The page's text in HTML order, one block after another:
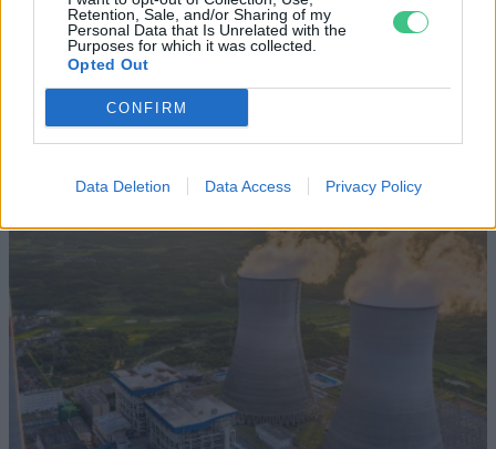
Retention, Sale, and/or Sharing of my
Personal Data that Is Unrelated with the
Purposes for which it was collected.
Opted Out
CONFIRM
Data Deletion Data Access Privacy Policy
mekkora a különbség az áradó és a
kiszáradó Duna között
ÉLŐ BOLYGÓNK